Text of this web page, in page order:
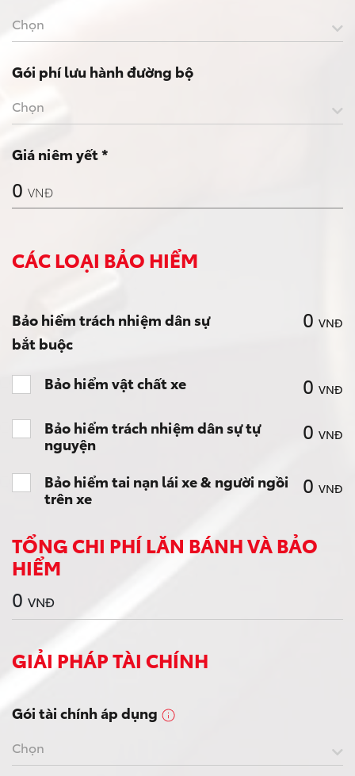
Chọn
Gói phí lưu hành đường bộ
Chọn
Giá niêm yết *
0 VNĐ
CÁC LOẠI BẢO HIỂM
Bảo hiểm trách nhiệm dân sự
bắt buộc
0 VNĐ
Bảo hiểm vật chất xe 0 VNĐ
Bảo hiểm trách nhiệm dân sự tự
nguyện
0 VNĐ
Bảo hiểm tai nạn lái xe & người ngồi
trên xe
0 VNĐ
TỔNG CHI PHÍ LĂN BÁNH VÀ BẢO
HIỂM
0 VNĐ
GIẢI PHÁP TÀI CHÍNH
Gói tài chính áp dụng
Chọn